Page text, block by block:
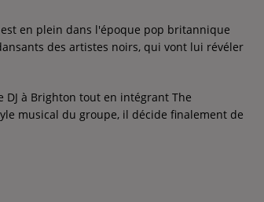
en plein dans l'époque pop britannique
des artistes noirs, qui vont lui révéler
à Brighton tout en intégrant The
musical du groupe, il décide finalement de